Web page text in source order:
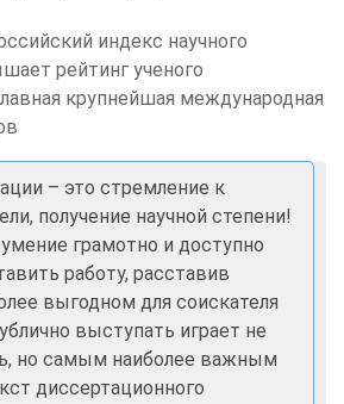
индекс научного
рейтинг ученого
крупнейшая международная
– это стремление к
получение научной степени!
грамотно и доступно
работу, расставив
выгодном для соискателя
выступать играет не
но самым наиболее важным
диссертационного